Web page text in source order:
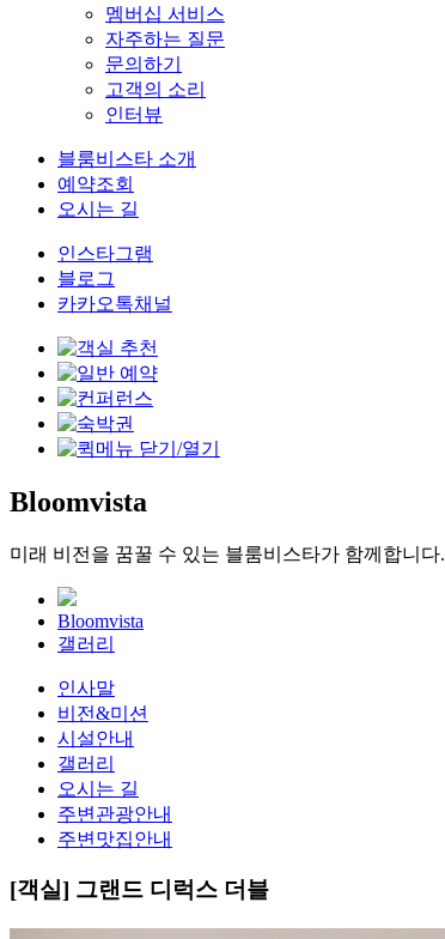
멤버십 서비스
자주하는 질문
문의하기
고객의 소리
인터뷰
블룸비스타 소개
예약조회
오시는 길
인스타그램
블로그
카카오톡채널
Bloomvista
미래 비전을 꿈꿀 수 있는 블룸비스타가 함께합니다.
Bloomvista
갤러리
인사말
비전&미션
시설안내
갤러리
오시는 길
주변관광안내
주변맛집안내
[객실] 그랜드 디럭스 더블